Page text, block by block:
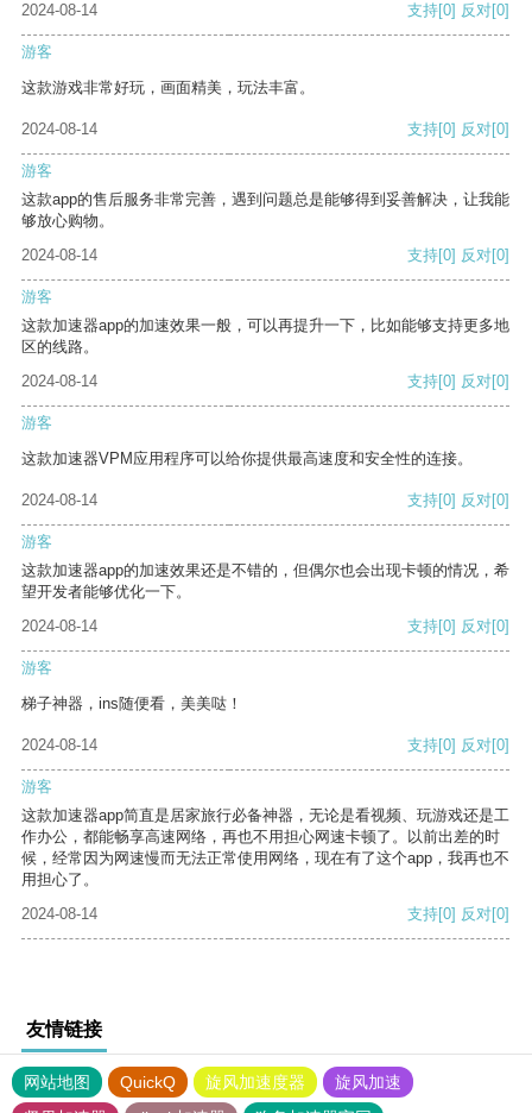
2024-08-14
支持[0] 反对[0]
游客
这款游戏非常好玩，画面精美，玩法丰富。
2024-08-14 支持[0] 反对[0]
游客
这款app的售后服务非常完善，遇到问题总是能够得到妥善解决，让我能
够放心购物。
2024-08-14
支持[0] 反对[0]
游客
这款加速器app的加速效果一般，可以再提升一下，比如能够支持更多地
区的线路。
2024-08-14
支持[0] 反对[0]
游客
这款加速器VPM应用程序可以给你提供最高速度和安全性的连接。
2024-08-14 支持[0] 反对[0]
游客
这款加速器app的加速效果还是不错的，但偶尔也会出现卡顿的情况，希
望开发者能够优化一下。
2024-08-14
支持[0] 反对[0]
游客
梯子神器，ins随便看，美美哒！
2024-08-14 支持[0] 反对[0]
游客
这款加速器app简直是居家旅行必备神器，无论是看视频、玩游戏还是工
作办公，都能畅享高速网络，再也不用担心网速卡顿了。以前出差的时
候，经常因为网速慢而无法正常使用网络，现在有了这个app，我再也不
用担心了。
2024-08-14
支持[0] 反对[0]
友情链接
网站地图 QuickQ 旋风加速度器
旋风加速